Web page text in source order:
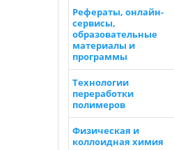
Рефераты, онлайн-
сервисы,
образовательные
материалы и
программы
Технологии
переработки
полимеров
Физическая и
коллоидная химия